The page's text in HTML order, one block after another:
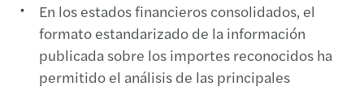
En los estados financieros consolidados, el
formato estandarizado de la información
publicada sobre los importes reconocidos ha
permitido el análisis de las principales